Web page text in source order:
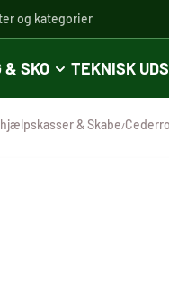
SKO TEKNISK
& Skabe/